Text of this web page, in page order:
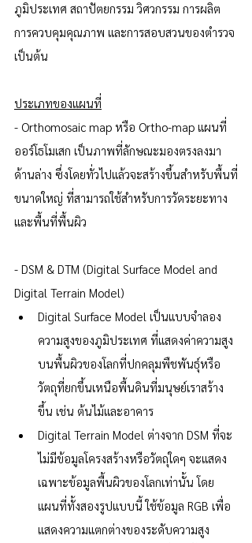
ภูมิประเทศ สถาปัตยกรรม วิศวกรรม การผลิต
การควบคุมคุณภาพ และการสอบสวนของตำรวจ
เป็นต้น
ประเภทของแผนที่
- Orthomosaic map หรือ Ortho-map แผนที่
ออร์โธโมเสก เป็นภาพที่ลักษณะมองตรงลงมา
ด้านล่าง ซึ่งโดยทั่วไปแล้วจะสร้างขึ้นสำหรับพื้นที่
ขนาดใหญ่ ที่สามารถใช้สำหรับการวัดระยะทาง
และพื้นที่พื้นผิว
- DSM & DTM (Digital Surface Model and
Digital Terrain Model)
Digital Surface Model เป็นแบบจำลอง
ความสูงของภูมิประเทศ ที่แสดงค่าความสูง
บนพื้นผิวของโลกที่ปกคลุมพืชพันธุ์หรือ
วัตถุที่ยกขึ้นเหนือพื้นดินที่มนุษย์เราสร้าง
ขึ้น เช่น ต้นไม้และอาคาร
Digital Terrain Model ต่างจาก DSM ที่จะ
ไม่มีข้อมูลโครงสร้างหรือวัตถุใดๆ จะแสดง
เฉพาะข้อมูลพื้นผิวของโลกเท่านั้น โดย
แผนที่ทั้งสองรูปแบบนี้ ใช้ข้อมูล RGB เพื่อ
แสดงความแตกต่างของระดับความสูง